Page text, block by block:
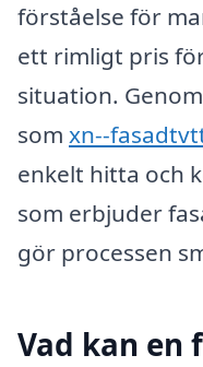
förståelse för
ett rimligt pris
situation.
som xn--
enkelt hitta och
som erbjuder
gör processen
Vad kan en